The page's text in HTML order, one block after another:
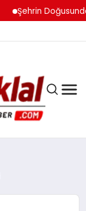
Şehrin Doğusundan